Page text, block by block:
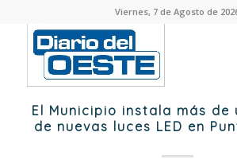
Viernes, 7 de Agosto de
El Municipio instala más de
de nuevas luces LED en